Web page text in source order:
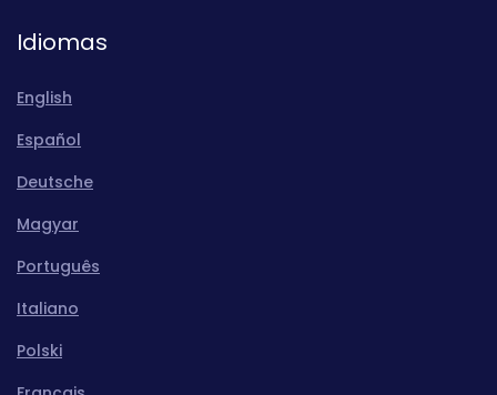
Idiomas
English
Español
Deutsche
Magyar
Português
Italiano
Polski